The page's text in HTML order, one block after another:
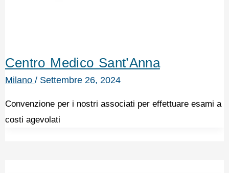
Centro Medico Sant’Anna
Milano / Settembre 26, 2024
Convenzione per i nostri associati per effettuare esami a
costi agevolati